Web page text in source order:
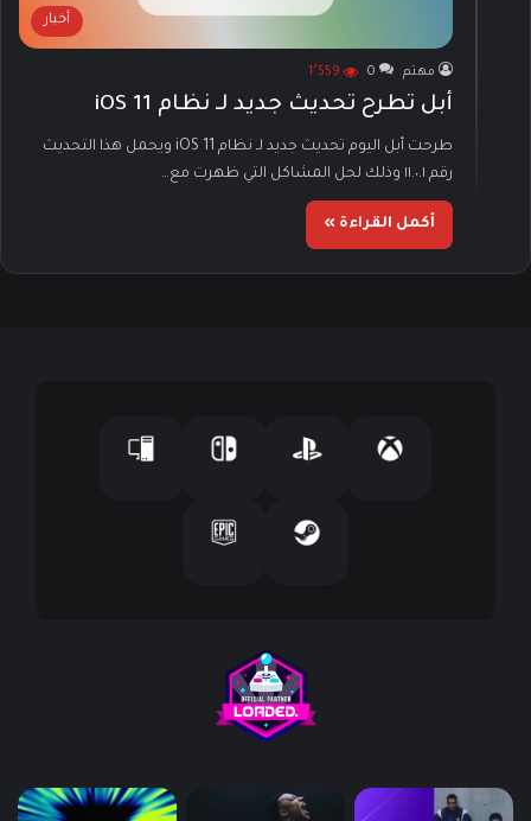
أخبار
مهتم 0 1٬559
أبل تطرح تحديث جديد لـ نظام iOS 11
طرحت أبل اليوم تحديث جديد لـ نظام iOS 11 ويحمل هذا التحديث
رقم ١١.٠.١ وذلك لحل المشاكل التي ظهرت مع…
أكمل القراءة »